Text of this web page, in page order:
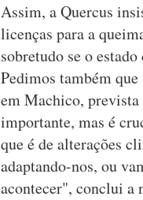
Assim, a Quercus
licenças para a
sobretudo se o
Pedimos também
em Machico,
importante, mas é
que é de alterações
adaptando-nos, ou
acontecer", conclui a